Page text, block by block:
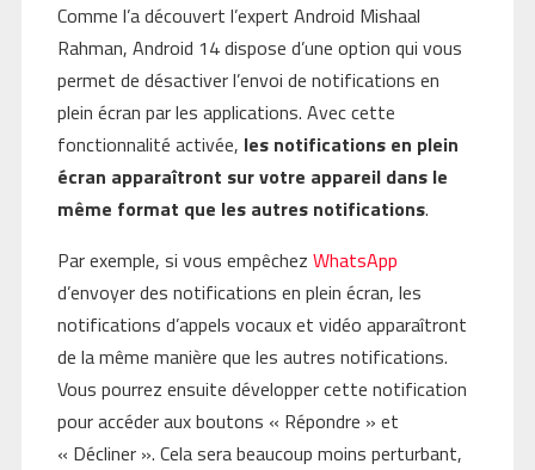
Comme l’a découvert l’expert Android Mishaal
Rahman, Android 14 dispose d’une option qui vous
permet de désactiver l’envoi de notifications en
plein écran par les applications. Avec cette
fonctionnalité activée, les notifications en plein
écran apparaîtront sur votre appareil dans le
même format que les autres notifications.
Par exemple, si vous empêchez WhatsApp
d’envoyer des notifications en plein écran, les
notifications d’appels vocaux et vidéo apparaîtront
de la même manière que les autres notifications.
Vous pourrez ensuite développer cette notification
pour accéder aux boutons « Répondre » et
« Décliner ». Cela sera beaucoup moins perturbant,